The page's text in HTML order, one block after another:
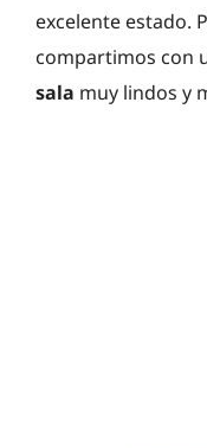
excelente estado.
compartimos con
sala muy lindos y